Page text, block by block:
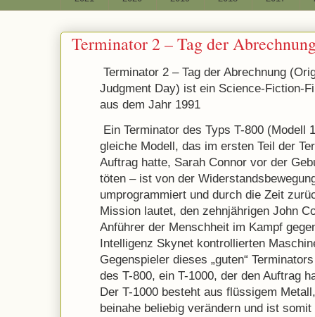
Terminator 2 – Tag der
Terminator 2 – Tag der Abrechnung
Judgment Day) ist ein Science-Fiction-
aus dem Jahr 1991
Ein Terminator des Typs T-800 (Modell
gleiche Modell, das im ersten Teil der
Auftrag hatte, Sarah Connor vor der
töten – ist von der
umprogrammiert und durch die Zeit
Mission lautet, den zehnjährigen John
Anführer der Menschheit im Kampf
Intelligenz Skynet kontrollierten
Gegenspieler dieses „guten“
des T-800, ein T-1000, der den Auftrag
Der T-1000 besteht aus flüssigem
beinahe beliebig verändern und ist somit